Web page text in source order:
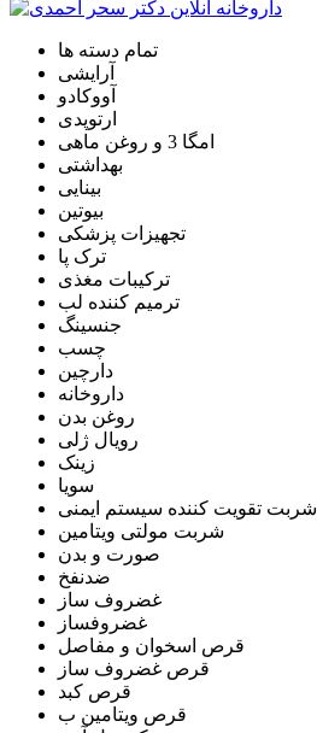
تمام دسته ها
آرایشی
آووکادو
ارتوپدی
امگا 3 و روغن ماهی
بهداشتی
بینایی
بیوتین
تجهیزات پزشکی
ترک پا
ترکیبات مغذی
ترمیم کننده لب
جنسینگ
چسب
دارچین
داروخانه
روغن بدن
رویال ژلی
زینک
سویا
شربت تقویت کننده سیستم ایمنی
شربت مولتی ویتامین
صورت و بدن
ضدنفخ
غضروف ساز
غضروفساز
قرص اسخوان و مفاصل
قرص غضروف ساز
قرص کبد
قرص ویتامین ب